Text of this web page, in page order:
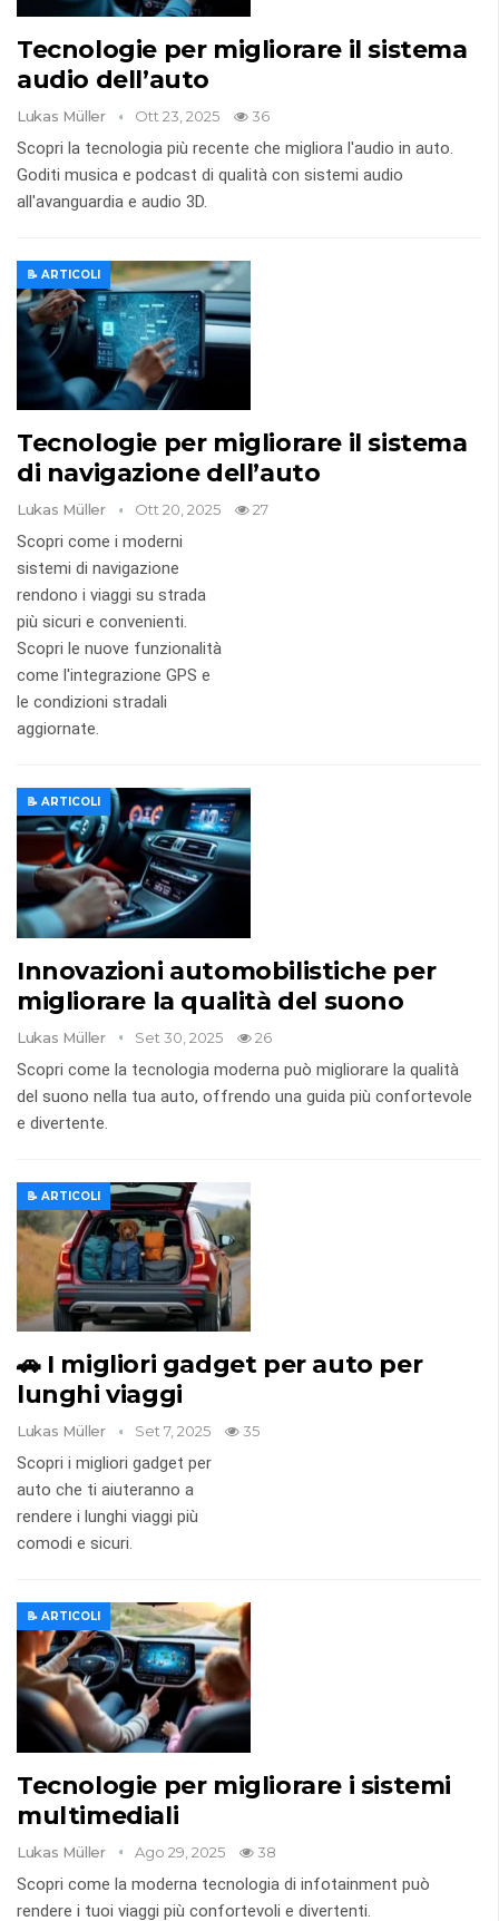
Tecnologie per migliorare il sistema
audio dell’auto
Lukas Müller Ott 23, 2025 36
Scopri la tecnologia più recente che migliora l'audio in auto.
Goditi musica e podcast di qualità con sistemi audio
all'avanguardia e audio 3D.
📝 ARTICOLI
Tecnologie per migliorare il sistema
di navigazione dell’auto
Lukas Müller Ott 20, 2025 27
Scopri come i moderni
sistemi di navigazione
rendono i viaggi su strada
più sicuri e convenienti.
Scopri le nuove funzionalità
come l'integrazione GPS e
le condizioni stradali
aggiornate.
📝 ARTICOLI
Innovazioni automobilistiche per
migliorare la qualità del suono
Lukas Müller Set 30, 2025 26
Scopri come la tecnologia moderna può migliorare la qualità
del suono nella tua auto, offrendo una guida più confortevole
e divertente.
📝 ARTICOLI
🚗 I migliori gadget per auto per
lunghi viaggi
Lukas Müller Set 7, 2025 35
Scopri i migliori gadget per
auto che ti aiuteranno a
rendere i lunghi viaggi più
comodi e sicuri.
📝 ARTICOLI
Tecnologie per migliorare i sistemi
multimediali
Lukas Müller Ago 29, 2025 38
Scopri come la moderna tecnologia di infotainment può
rendere i tuoi viaggi più confortevoli e divertenti.